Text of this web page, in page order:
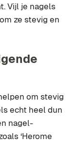
Vijl je nagels
ze stevig en
om stevig
echt heel dun
nagel-
‘Herome